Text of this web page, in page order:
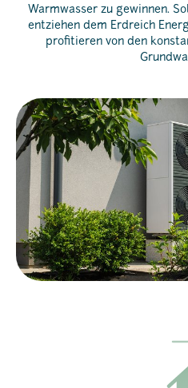
Warmwasser zu gewinnen.
entziehen dem Erdreich
profitieren von den